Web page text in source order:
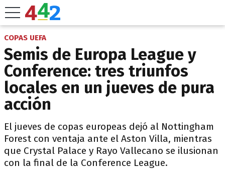
COPAS UEFA
Semis de Europa League y
Conference: tres triunfos
locales en un jueves de pura
acción
El jueves de copas europeas dejó al Nottingham
Forest con ventaja ante el Aston Villa, mientras
que Crystal Palace y Rayo Vallecano se ilusionan
con la final de la Conference League.